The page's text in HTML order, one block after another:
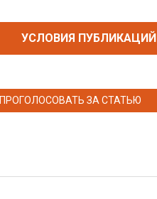
УСЛОВИЯ ПУБЛИКАЦИЙ
ПРОГОЛОСОВАТЬ ЗА СТАТЬЮ